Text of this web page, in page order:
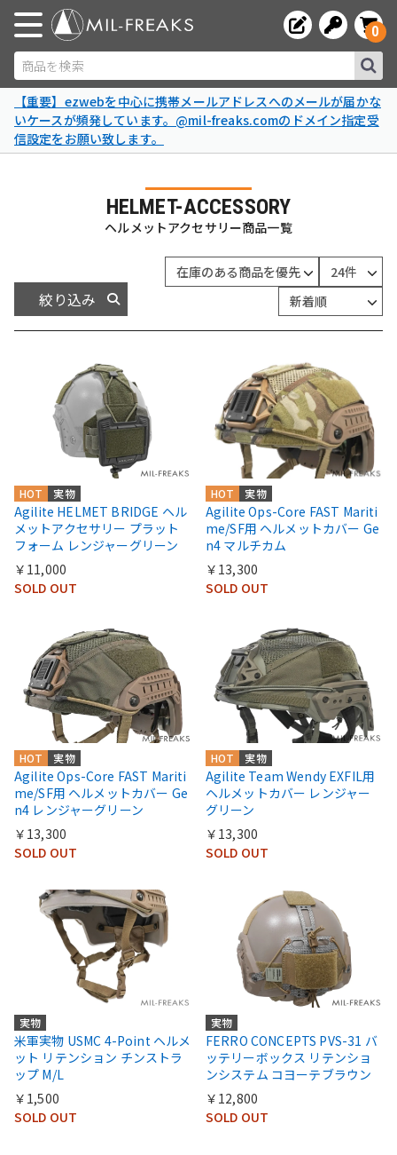
商品を検索
0
【重要】ezwebを中心に携帯メールアドレスへのメールが届かな
いケースが頻発しています。@mil-freaks.comのドメイン指定受
信設定をお願い致します。
HELMET-ACCESSORY
ヘルメットアクセサリー商品一覧
絞り込み
HOT 実物
Agilite HELMET BRIDGE ヘル
メットアクセサリー プラット
フォーム レンジャーグリーン
￥11,000
SOLD OUT
HOT 実物
Agilite Ops-Core FAST Mariti
me/SF用 ヘルメットカバー Ge
n4 マルチカム
￥13,300
SOLD OUT
HOT 実物
Agilite Ops-Core FAST Mariti
me/SF用 ヘルメットカバー Ge
n4 レンジャーグリーン
￥13,300
SOLD OUT
HOT 実物
Agilite Team Wendy EXFIL用
ヘルメットカバー レンジャー
グリーン
￥13,300
SOLD OUT
実物
米軍実物 USMC 4-Point ヘルメ
ット リテンション チンストラ
ップ M/L
￥1,500
SOLD OUT
実物
FERRO CONCEPTS PVS-31 バ
ッテリーボックス リテンショ
ンシステム コヨーテブラウン
￥12,800
SOLD OUT